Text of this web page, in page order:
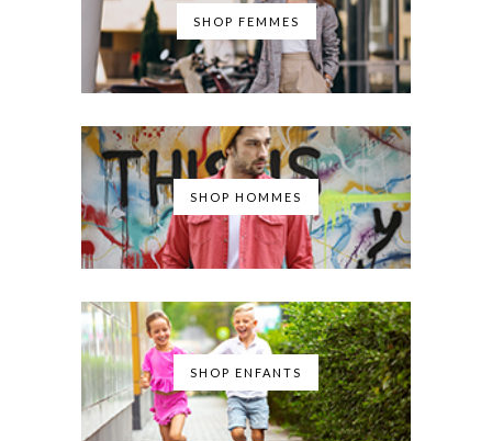
SHOP FEMMES
SHOP HOMMES
SHOP ENFANTS